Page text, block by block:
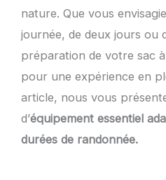
nature. Que vous
journée, de deux jours ou
préparation de votre sac
pour une expérience en
article, nous vous
d’équipement essentiel
durées de randonnée.